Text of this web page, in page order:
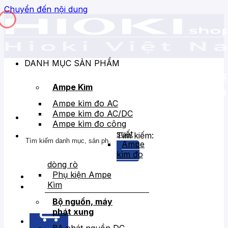
Chuyển đến nội dung
Tìm kiếm:
DANH MỤC SẢN PHẨM
Ampe Kìm
Ampe kìm đo AC
Ampe kìm đo AC/DC
Ampe kìm đo công
suất
Ampe
kìm đo
dòng rò
Phụ kiện Ampe
Kìm
Bộ nguồn, máy
phát xung